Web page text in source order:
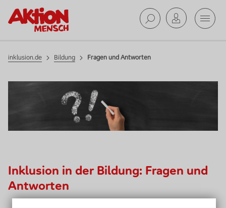
Bildung
inklusion.de Bildung Fragen und Antworten
Inklusion in der Bildung: Fragen und
Antworten